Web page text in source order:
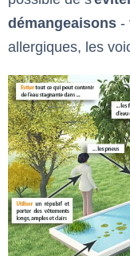
démangeaisons -
allergiques, les